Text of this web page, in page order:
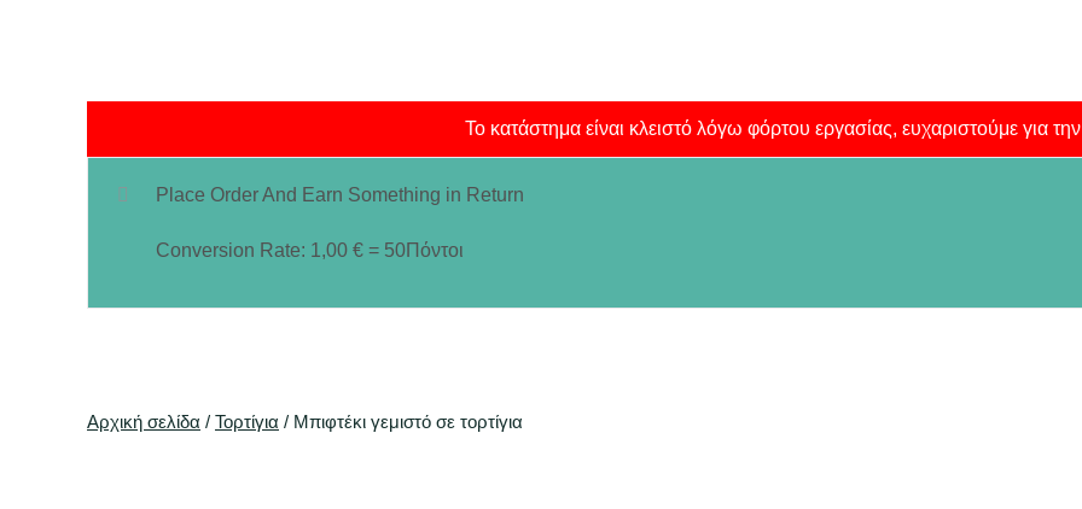
Το κατάστημα είναι κλειστό λόγω φόρτου εργασίας, ευχαριστούμε για
Place Order And Earn Something in Return
Conversion Rate: 1,00 € = 50Πόντοι
Αρχική σελίδα / Τορτίγια / Μπιφτέκι γεμιστό σε τορτίγια